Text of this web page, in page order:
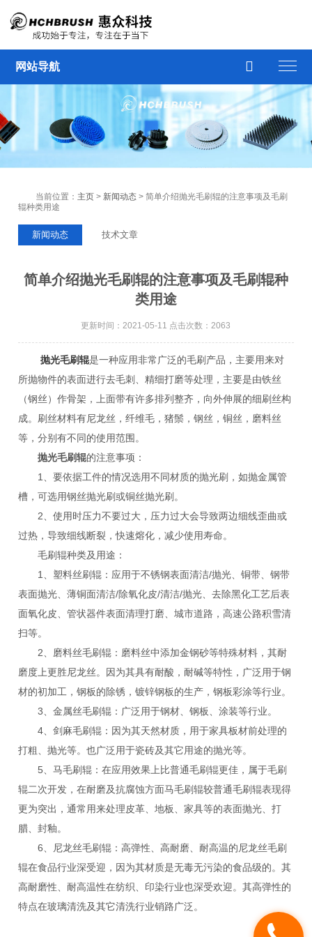
网站导航 
当前位置： 主页 > 新闻动态 > 简单介绍抛光毛刷辊的注意事项及毛刷
辊种类用途
新闻动态 技术文章
简单介绍抛光毛刷辊的注意事项及毛刷辊种
类用途
更新时间：2021-05-11 点击次数：2063
抛光毛刷辊是一种应用非常广泛的毛刷产品，主要用来对
所抛物件的表面进行去毛刺、精细打磨等处理，主要是由铁丝
（钢丝）作骨架，上面带有许多排列整齐，向外伸展的细刷丝构
成。刷丝材料有尼龙丝，纤维毛，猪鬃，钢丝，铜丝，磨料丝
等，分别有不同的使用范围。
抛光毛刷辊的注意事项：
1、要依据工件的情况选用不同材质的抛光刷，如抛金属管
槽，可选用钢丝抛光刷或铜丝抛光刷。
2、使用时压力不要过大，压力过大会导致两边细线歪曲或
过热，导致细线断裂，快速熔化，减少使用寿命。
毛刷辊种类及用途：
1、塑料丝刷辊：应用于不锈钢表面清洁/抛光、铜带、钢带
表面抛光、薄铜面清洁/除氧化皮/清洁/抛光、去除黑化工艺后表
面氧化皮、管状器件表面清理打磨、城市道路，高速公路积雪清
扫等。
2、磨料丝毛刷辊：磨料丝中添加金钢砂等特殊材料，其耐
磨度上更胜尼龙丝。因为其具有耐酸，耐碱等特性，广泛用于钢
材的初加工，钢板的除锈，镀锌钢板的生产，钢板彩涂等行业。
3、金属丝毛刷辊：广泛用于钢材、钢板、涂装等行业。
4、剑麻毛刷辊：因为其天然材质，用于家具板材前处理的
打粗、抛光等。也广泛用于瓷砖及其它用途的抛光等。
5、马毛刷辊：在应用效果上比普通毛刷辊更佳，属于毛刷
辊二次开发，在耐磨及抗腐蚀方面马毛刷辊较普通毛刷辊表现得
更为突出，通常用来处理皮革、地板、家具等的表面抛光、打
腊、封釉。
6、尼龙丝毛刷辊：高弹性、高耐磨、耐高温的尼龙丝毛刷
辊在食品行业深受迎，因为其材质是无毒无污染的食品级的。其
高耐磨性、耐高温性在纺织、印染行业也深受欢迎。其高弹性的
特点在玻璃清洗及其它清洗行业销路广泛。